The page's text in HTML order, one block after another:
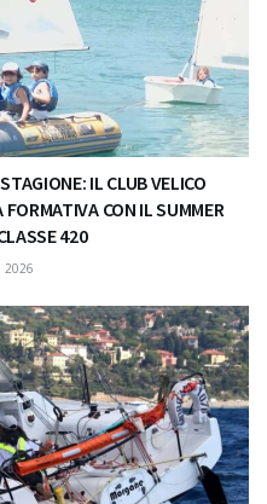
IL CLUB VELICO
CON IL SUMMER
420
2026